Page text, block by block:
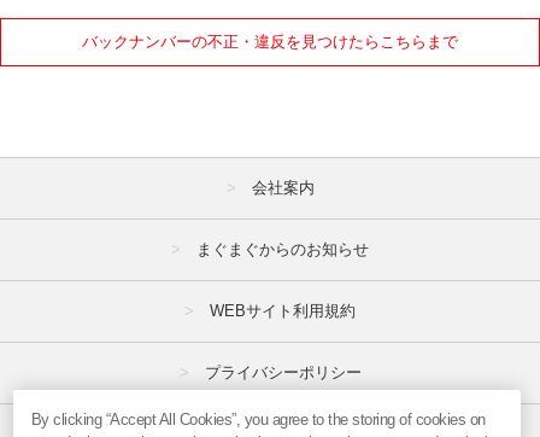
バックナンバーの不正・違反を見つけたらこちらまで
会社案内
まぐまぐからのお知らせ
WEBサイト利用規約
プライバシーポリシー
By clicking “Accept All Cookies”, you agree to the storing of cookies on